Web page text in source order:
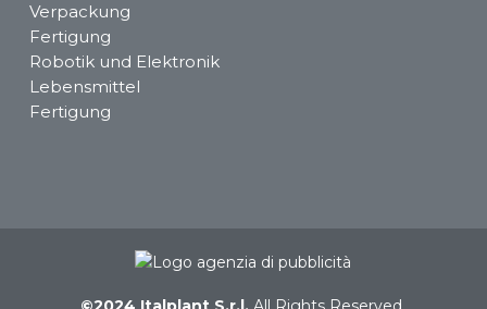
Verpackung
Fertigung
Robotik und Elektronik
Lebensmittel
Fertigung